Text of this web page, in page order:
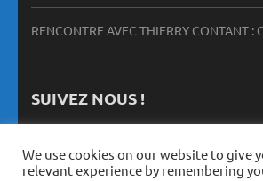
RENCONTRE AVEC THIERRY CONTANT :
SUIVEZ NOUS !
We use cookies on our website to give
relevant experience by remembering